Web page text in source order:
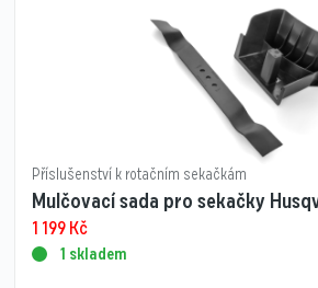
Příslušenství k rotačním sekačkám
Mulčovací sada pro sekačky
1 199Kč
1 skladem